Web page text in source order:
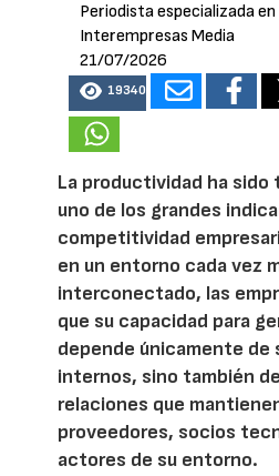
Periodista especializada
Interempresas Media
21/07/2026
19340
La productividad ha
uno de los grandes
competitividad
en un entorno cada vez
interconectado, las
que su capacidad para
depende únicamente de
internos, sino también
relaciones que
proveedores, socios
actores de su entorno.